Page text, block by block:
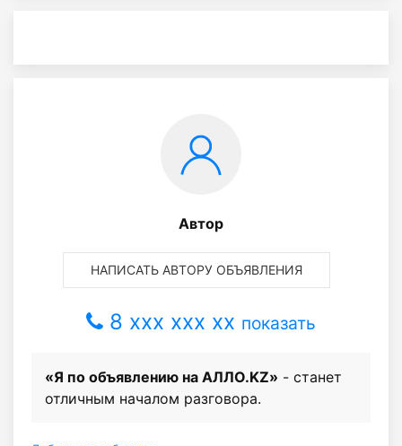
Автор
НАПИСАТЬ АВТОРУ ОБЪЯВЛЕНИЯ
8 xxx xxx xx показать
«Я по объявлению на АЛЛО.KZ» - станет
отличным началом разговора.